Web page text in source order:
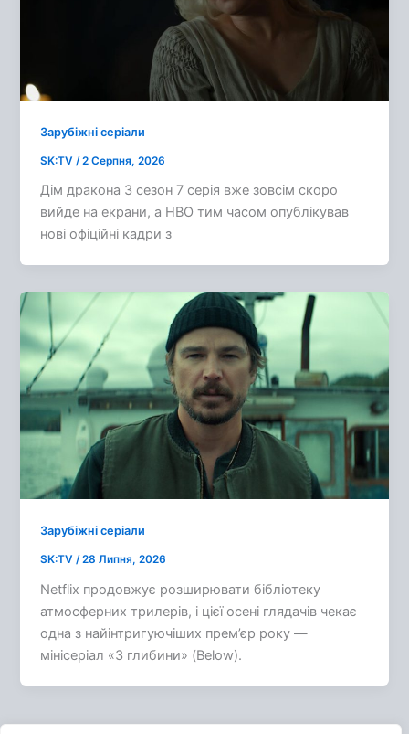
Зарубіжні серіали
SK:TV /2 Серпня, 2026
Дім дракона 3 сезон 7 серія вже зовсім скоро
вийде на екрани, а HBO тим часом опублікував
нові офіційні кадри з
Зарубіжні серіали
SK:TV /28 Липня, 2026
Netflix продовжує розширювати бібліотеку
атмосферних трилерів, і цієї осені глядачів чекає
одна з найінтригуючіших прем’єр року —
мінісеріал «З глибини» (Below).